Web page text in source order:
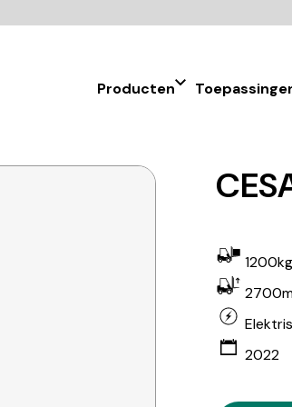
Producten
1200kg
2022